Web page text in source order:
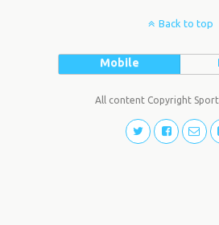
Back to top
Mobile
All content Copyright